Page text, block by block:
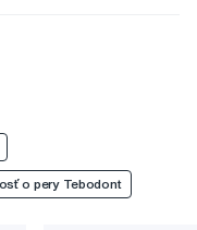
o pery Tebodont